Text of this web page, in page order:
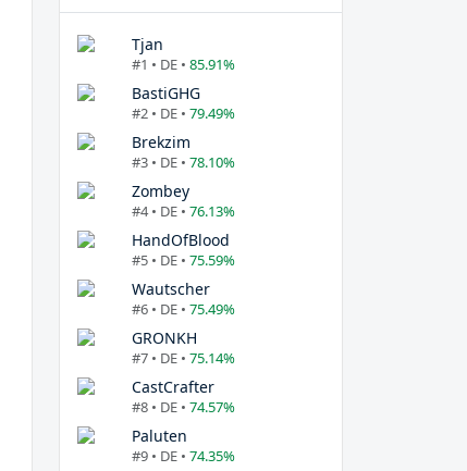
Tjan
#1 • DE • 85.91%
BastiGHG
#2 • DE • 79.49%
Brekzim
#3 • DE • 78.10%
Zombey
#4 • DE • 76.13%
HandOfBlood
#5 • DE • 75.59%
Wautscher
#6 • DE • 75.49%
GRONKH
#7 • DE • 75.14%
CastCrafter
#8 • DE • 74.57%
Paluten
#9 • DE • 74.35%